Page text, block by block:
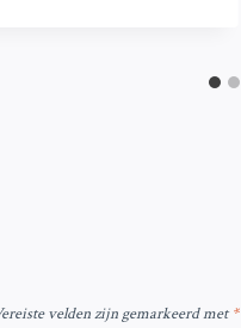
velden zijn gemarkeerd met*